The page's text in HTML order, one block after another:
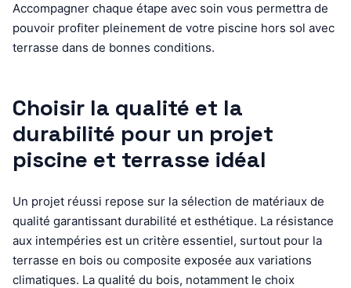
Accompagner chaque étape avec soin vous permettra de
pouvoir profiter pleinement de votre piscine hors sol avec
terrasse dans de bonnes conditions.
Choisir la qualité et la
durabilité pour un projet
piscine et terrasse idéal
Un projet réussi repose sur la sélection de matériaux de
qualité garantissant durabilité et esthétique. La résistance
aux intempéries est un critère essentiel, surtout pour la
terrasse en bois ou composite exposée aux variations
climatiques. La qualité du bois, notamment le choix